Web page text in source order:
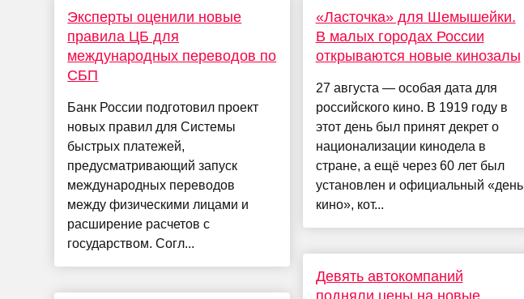
Эксперты оценили новые
правила ЦБ для
международных переводов по
СБП
Банк России подготовил проект
новых правил для Системы
быстрых платежей,
предусматривающий запуск
международных переводов
между физическими лицами и
расширение расчетов с
государством. Согл...
«Ласточка» для Шемышейки.
В малых городах России
открываются новые кинозалы
27 августа — особая дата для
российского кино. В 1919 году в
этот день был принят декрет о
национализации кинодела в
стране, а ещё через 60 лет был
установлен и официальный «день
кино», кот...
Девять автокомпаний